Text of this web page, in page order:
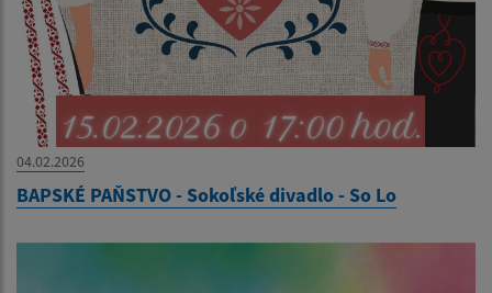
04.02.2026
BAPSKÉ PAŇSTVO - Sokoľské divadlo - So Lo